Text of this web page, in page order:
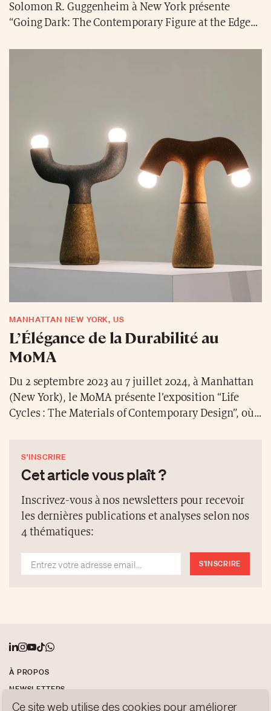
Solomon R. Guggenheim à New York présente
“Going Dark: The Contemporary Figure at the Edge
entourant le potentiel et les mécontentements de la
visibilité sociale. L’exposition est orchestrée par
Ashley James et a reçu le soutien de diverses
institutions et mécènes, dont la fondation Andy
MANHATTAN NEW YORK, US
L’Élégance de la Durabilité au
MoMA
Du 2 septembre 2023 au 7 juillet 2024, à Manhattan
(New York), le MoMA présente l’exposition “Life
Cycles : The Materials of Contemporary Design”, où
moulées à partir de bouse de vache indonésienne,
des briques faites de déchets agricoles et de
alvéoles d’abeilles : chaque objet raconte une
histoire de durabilité, d’innovation et d’élégance.
Orchestrée par Paola Antonelli et Maya Ellerkmann,
l’exposition met en lumière le pouvoir régénérateur
du design.
S'INSCRIRE
Cet article vous plaît ?
Inscrivez-vous à nos newsletters pour recevoir
les dernières publications et analyses selon nos
4 thématiques:
S'INSCRIRE
À PROPOS
NEWSLETTERS
PROTECTION DES DONNÉES
Ce site web utilise des cookies pour améliorer